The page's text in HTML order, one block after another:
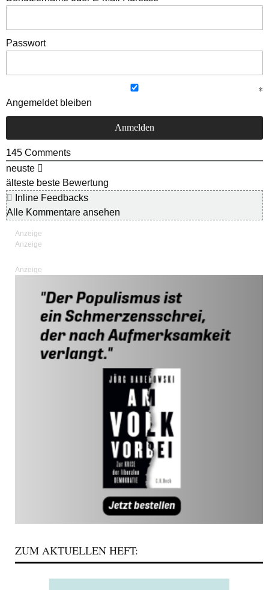
Passwort
Angemeldet bleiben
145 Comments
neuste
älteste beste Bewertung
Inline Feedbacks
Alle Kommentare ansehen
Anzeige
ZUM AKTUELLEN HEFT: